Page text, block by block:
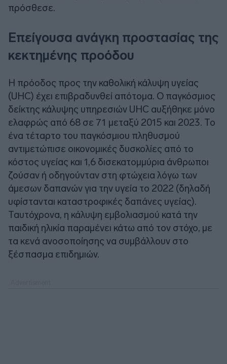
πρόσθεσε.
Επείγουσα ανάγκη προστασίας της
κεκτημένης προόδου
Η πρόοδος προς την καθολική κάλυψη υγείας
(UHC) έχει επιβραδυνθεί απότομα. Ο παγκόσμιος
δείκτης κάλυψης υπηρεσιών UHC αυξήθηκε μόνο
ελαφρώς από 68 σε 71 μεταξύ 2015 και 2023. Το
ένα τέταρτο του παγκόσμιου πληθυσμού
αντιμετώπισε οικονομικές δυσκολίες από το
κόστος υγείας και 1,6 δισεκατομμύρια άνθρωποι
ζούσαν ή οδηγούνταν στη φτώχεια λόγω των
άμεσων δαπανών για την υγεία το 2022 (δηλαδή
υφίστανται καταστροφικές δαπάνες υγείας).
Ταυτόχρονα, η κάλυψη εμβολιασμού κατά την
παιδική ηλικία παραμένει κάτω από τον στόχο, με
τα κενά ανοσοποίησης να συμβάλλουν στο
ξέσπασμα επιδημιών.